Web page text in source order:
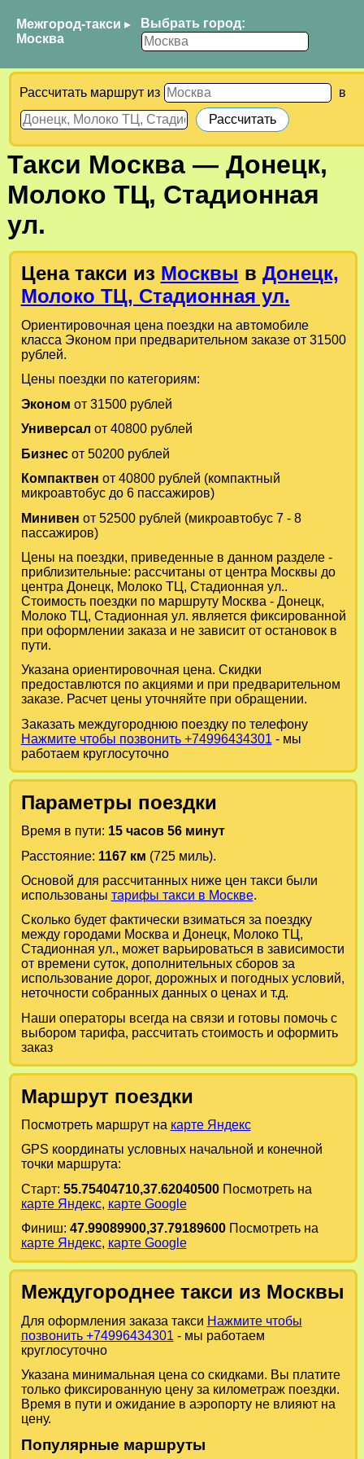
Межгород-такси ▸
Москва
Выбрать город:
Рассчитать маршрут из в
Такси Москва— Донецк,
Молоко ТЦ, Стадионная
ул.
Цена такси из Москвы в Донецк,
Молоко ТЦ, Стадионная ул.
Ориентировочная цена поездки на автомобиле
класса Эконом при предварительном заказе от 31500
рублей.
Цены поездки по категориям:
Эконом от 31500 рублей
Универсал от 40800 рублей
Бизнесот 50200 рублей
Компактвен от 40800 рублей (компактный
микроавтобус до 6 пассажиров)
Минивен от 52500 рублей (микроавтобус 7 - 8
пассажиров)
Цены на поездки, приведенные в данном разделе -
приблизительные: рассчитаны от центра Москвы до
центра Донецк, Молоко ТЦ, Стадионная ул..
Стоимость поездки по маршруту Москва - Донецк,
Молоко ТЦ, Стадионная ул. является фиксированной
при оформлении заказа и не зависит от остановок в
пути.
Указана ориентировочная цена. Скидки
предоставлются по акциями и при предварительном
заказе. Расчет цены уточняйте при обращении.
Заказать междугороднюю поездку по телефону
Нажмите чтобы позвонить +74996434301 - мы
работаем круглосуточно
Параметры поездки
Время в пути: 15 часов 56 минут
Расстояние: 1167 км (725 миль).
Основой для рассчитанных ниже цен такси были
использованы тарифы такси в Москве.
Сколько будет фактически взиматься за поездку
между городами Москваи Донецк, Молоко ТЦ,
Стадионная ул., может варьироваться в зависимости
от времени суток, дополнительных сборов за
использование дорог, дорожных и погодных условий,
неточности собранных данных о ценах и т.д.
Наши операторы всегда на связи и готовы помочь с
выбором тарифа, рассчитать стоимость и оформить
заказ
Маршрут поездки
Посмотреть маршрут на карте Яндекс
GPS координаты условных начальной и конечной
точки маршрута:
Старт: 55.75404710,37.62040500Посмотреть на
карте Яндекс, карте Google
Финиш: 47.99089900,37.79189600Посмотреть на
карте Яндекс, карте Google
Междугороднее такси из Москвы
Для оформления заказа такси Нажмите чтобы
позвонить +74996434301 - мы работаем
круглосуточно
Указана минимальная цена со скидками. Вы платите
только фиксированную цену за километраж поездки.
Время в пути и ожидание в аэропорту не влияют на
цену.
Популярные маршруты